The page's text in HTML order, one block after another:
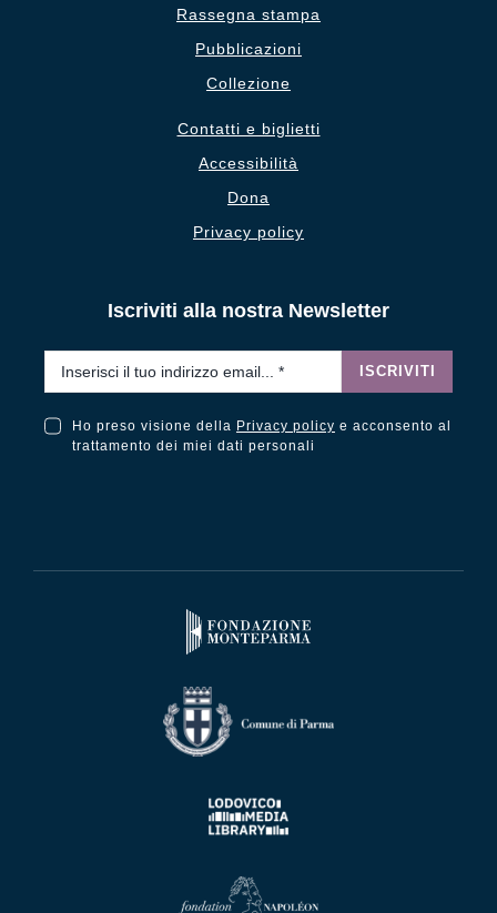
Rassegna stampa
Pubblicazioni
Collezione
Contatti e biglietti
Accessibilità
Dona
Privacy policy
Iscriviti alla nostra Newsletter
ISCRIVITI
Ho preso visione della Privacy policy e acconsento al
trattamento dei miei dati personali